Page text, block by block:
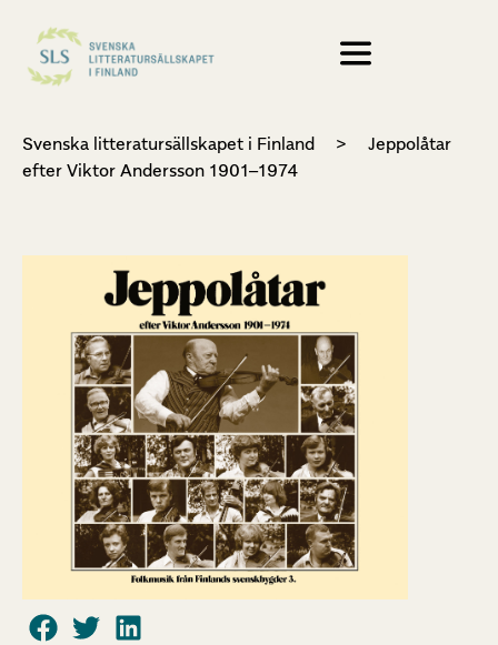
Svenska litteratursällskapet i Finland >
Jeppolåtar
efter Viktor Andersson 1901–1974